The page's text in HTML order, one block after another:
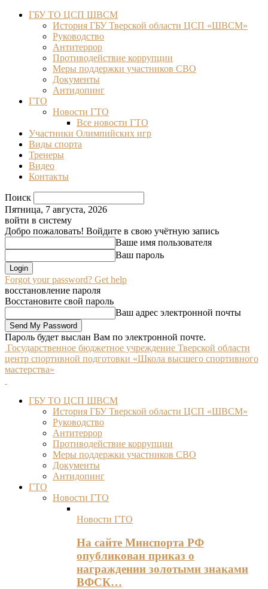
ГБУ ТО ЦСП ШВСМ
История ГБУ Тверской области ЦСП «ШВСМ»
Руководство
Антитеррор
Противодействие коррупции
Меры поддержки участников СВО
Документы
Антидопинг
ГТО
Новости ГТО
Все новости ГТО
Участники Олимпийских игр
Виды спорта
Тренеры
Видео
Контакты
Поиск
Пятница, 7 августа, 2026
войти в систему
Добро пожаловать! Войдите в свою учётную запись
Ваше имя пользователя
Ваш пароль
Forgot your password? Get help
восстановление пароля
Восстановите свой пароль
Ваш адрес электронной почты
Пароль будет выслан Вам по электронной почте.
Государственное бюджетное учреждение Тверской области
центр спортивной подготовки «Школа высшего спортивного
мастерства»
ГБУ ТО ЦСП ШВСМ
История ГБУ Тверской области ЦСП «ШВСМ»
Руководство
Антитеррор
Противодействие коррупции
Меры поддержки участников СВО
Документы
Антидопинг
ГТО
Новости ГТО
Новости ГТО
На сайте Минспорта РФ
опубликован приказ о
награждении золотыми знаками
ВФСК…